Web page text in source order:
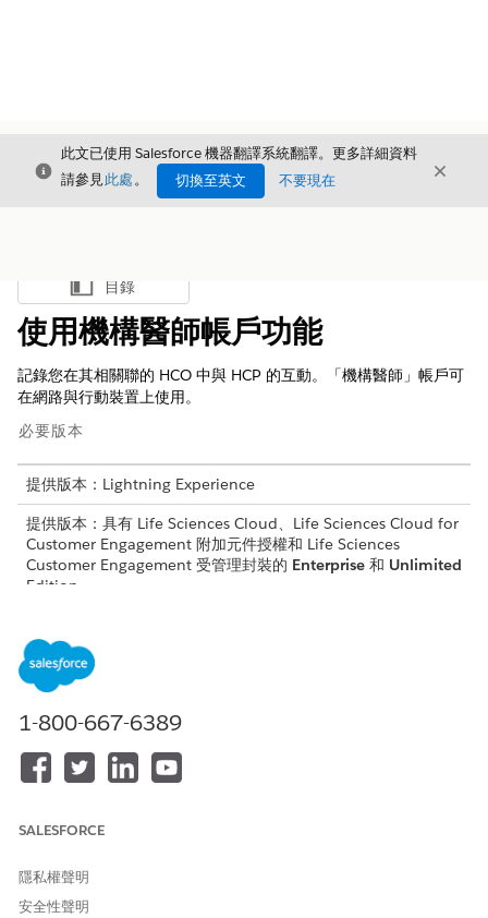
結束
此文已使用 Salesforce 機器翻譯系統翻譯。更多詳細資料
請參見此處。 切換至英文 不要現在 結束
顯示目錄
目錄
使用機構醫師帳戶功能
記錄您在其相關聯的 HCO 中與 HCP 的互動。「機構醫師」帳戶可
在網路與行動裝置上使用。
必要版本
提供版本：Lightning Experience
提供版本：具有 Life Sciences Cloud、Life Sciences Cloud for
Customer Engagement 附加元件授權和 Life Sciences
Customer Engagement 受管理封裝的 Enterprise 和 Unlimited
Edition。
觸發帳戶建立
當您識別 HCP 和 HCO 之間的關係時,請建立「提供者聯盟」記錄或
更新現有的「聯盟」,然後選取「機構醫師聯盟」。Salesforce 接著
會自動建立「機構醫師」業務帳戶,例如「東京大學醫院—約翰史密
斯」。請參閱建立提供者聯盟
搜尋並尋找帳戶
參閱使用進階搜尋條件
1-800-667-6389
SALESFORCE
隱私權聲明
安全性聲明